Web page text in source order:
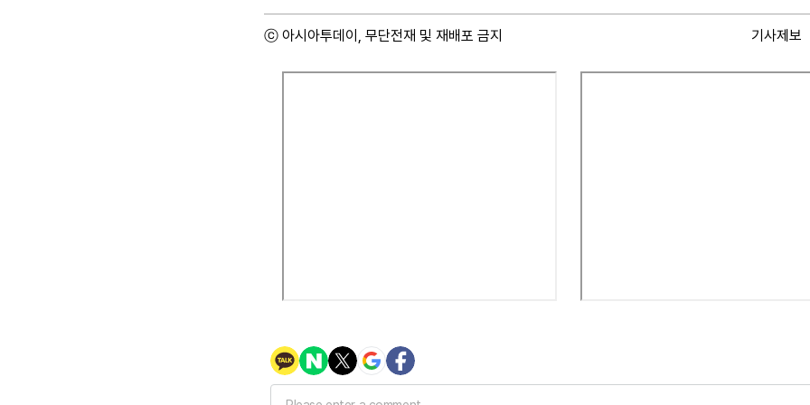
ⓒ 아시아투데이, 무단전재 및 재배포 금지 기사제보